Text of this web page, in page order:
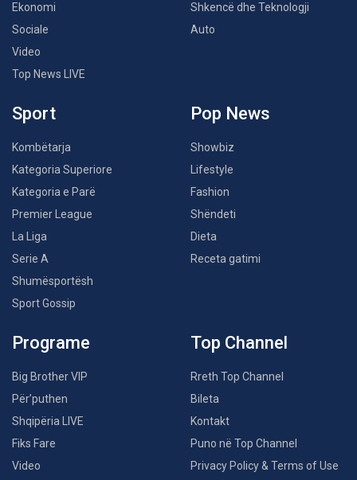
Ekonomi
Sociale
Video
Top News LIVE
Shkencë dhe Teknologji
Auto
Sport
Kombëtarja
Kategoria Superiore
Kategoria e Parë
Premier League
La Liga
Serie A
Shumësportësh
Sport Gossip
Pop News
Showbiz
Lifestyle
Fashion
Shëndeti
Dieta
Receta gatimi
Programe
Big Brother VIP
Për’puthen
Shqipëria LIVE
Fiks Fare
Video
Top Channel
Rreth Top Channel
Bileta
Kontakt
Puno në Top Channel
Privacy Policy & Terms of Use